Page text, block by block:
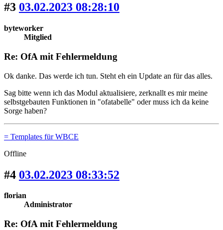
#3 03.02.2023 08:28:10
byteworker
Mitglied
Re: OfA mit Fehlermeldung
Ok danke. Das werde ich tun. Steht eh ein Update an für das alles.
Sag bitte wenn ich das Modul aktualisiere, zerknallt es mir meine
selbstgebauten Funktionen in "ofatabelle" oder muss ich da keine
Sorge haben?
= Templates für WBCE
Offline
#4 03.02.2023 08:33:52
florian
Administrator
Re: OfA mit Fehlermeldung